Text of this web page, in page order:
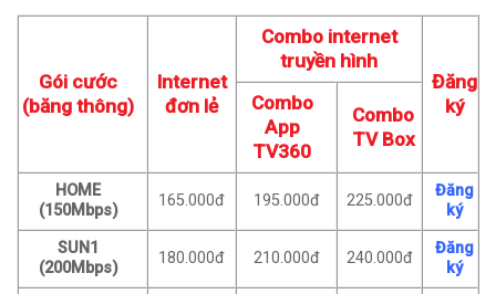
Gói cước
(băng thông)
Internet
đơn lẻ
Combo internet
truyền hình
Đăng
ký
Combo
App
TV360
Combo
TV Box
HOME
(150Mbps)
165.000đ 195.000đ 225.000đ
Đăng
ký
SUN1
(200Mbps)
180.000đ 210.000đ 240.000đ
Đăng
ký